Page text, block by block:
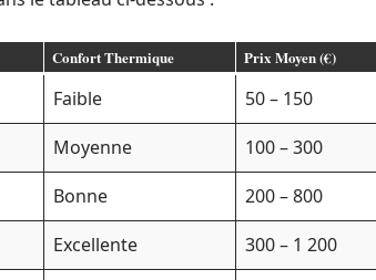
Confort Thermique Prix Moyen (€)
Faible
50 – 150
Moyenne
100 – 300
Bonne
200 – 800
Excellente
300 – 1 200